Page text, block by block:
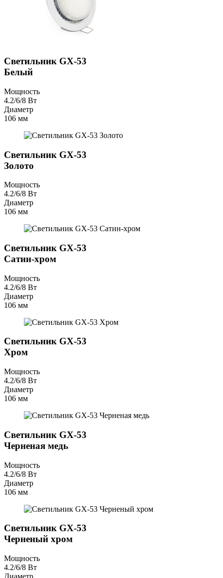
Светильник GX-53
Белый
Мощность
4.2/6/8 Вт
Диаметр
106 мм
Светильник GX-53
Золото
Мощность
4.2/6/8 Вт
Диаметр
106 мм
Светильник GX-53
Сатин-хром
Мощность
4.2/6/8 Вт
Диаметр
106 мм
Светильник GX-53
Хром
Мощность
4.2/6/8 Вт
Диаметр
106 мм
Светильник GX-53
Черненая медь
Мощность
4.2/6/8 Вт
Диаметр
106 мм
Светильник GX-53
Черненый хром
Мощность
4.2/6/8 Вт
Диаметр